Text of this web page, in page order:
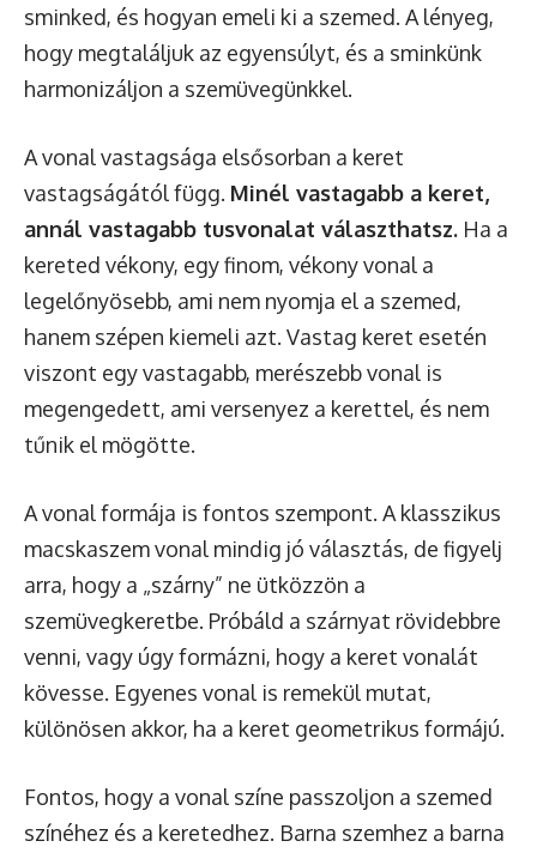
sminked, és hogyan emeli ki a szemed. A lényeg,
hogy megtaláljuk az egyensúlyt, és a sminkünk
harmonizáljon a szemüvegünkkel.
A vonal vastagsága elsősorban a keret
vastagságától függ. Minél vastagabb a keret,
annál vastagabb tusvonalat választhatsz. Ha a
kereted vékony, egy finom, vékony vonal a
legelőnyösebb, ami nem nyomja el a szemed,
hanem szépen kiemeli azt. Vastag keret esetén
viszont egy vastagabb, merészebb vonal is
megengedett, ami versenyez a kerettel, és nem
tűnik el mögötte.
A vonal formája is fontos szempont. A klasszikus
macskaszem vonal mindig jó választás, de figyelj
arra, hogy a „szárny” ne ütközzön a
szemüvegkeretbe. Próbáld a szárnyat rövidebbre
venni, vagy úgy formázni, hogy a keret vonalát
kövesse. Egyenes vonal is remekül mutat,
különösen akkor, ha a keret geometrikus formájú.
Fontos, hogy a vonal színe passzoljon a szemed
színéhez és a keretedhez. Barna szemhez a barna